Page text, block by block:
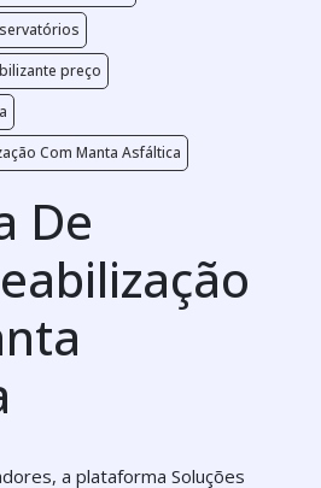
preço
Com Manta Asfáltica
De
a plataforma Soluções